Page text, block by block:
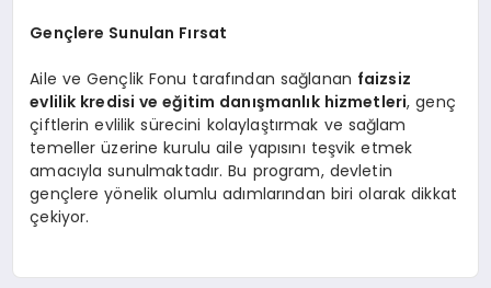
Gençlere Sunulan Fırsat
Aile ve Gençlik Fonu tarafından sağlanan faizsiz
evlilik kredisi ve eğitim danışmanlık hizmetleri, genç
çiftlerin evlilik sürecini kolaylaştırmak ve sağlam
temeller üzerine kurulu aile yapısını teşvik etmek
amacıyla sunulmaktadır. Bu program, devletin
gençlere yönelik olumlu adımlarından biri olarak dikkat
çekiyor.